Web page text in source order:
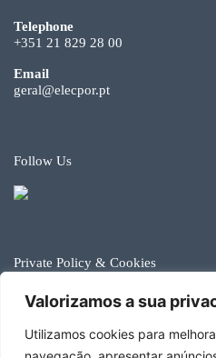
Valorizamos a sua
Utilizamos cookies para
Telephone
+351 21 829 28 00
Email
geral@elecpor.pt
Follow Us
Private Policy & Cookies
© Elecpor 2026